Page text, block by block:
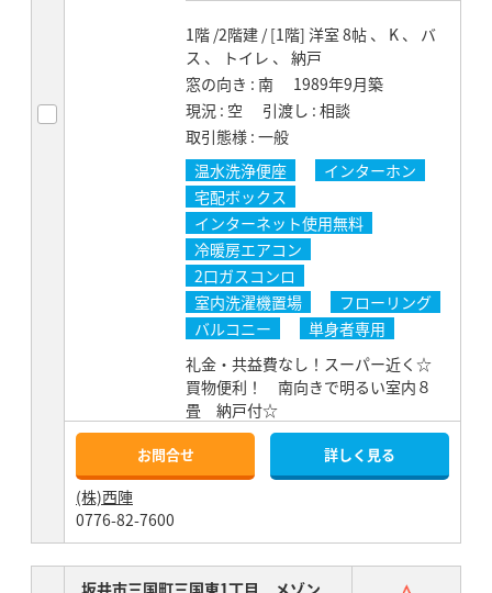
1階 /2階建 / [1階] 洋室 8帖 、 K 、 バ
ス 、 トイレ 、 納戸
窓の向き 南
1989年9月築
現況 空 引渡し 相談
取引態様 一般
温水洗浄便座
インターホン
宅配ボックス
インターネット使用無料
冷暖房エアコン
2口ガスコンロ
室内洗濯機置場
フローリング
バルコニー
単身者専用
礼金・共益費なし！スーパー近く☆
買物便利！ 南向きで明るい室内８
畳 納戸付☆
お問合せ 詳しく見る
(株)西陣
0776-82-7600
坂井市三国町三国東1丁目 メゾン